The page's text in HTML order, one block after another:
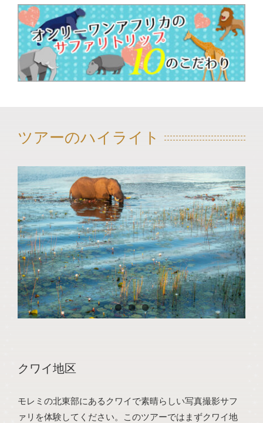
ツアーのハイライト
クワイ地区
モレミの北東部にあるクワイで素晴らしい写真撮影サフ
ァリを体験してください。このツアーではまずクワイ地